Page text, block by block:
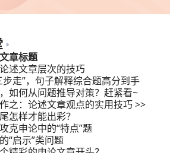
章标题
述文章层次的技巧
步走”，句子解释综合题高分到手
如何从问题推导对策？赶紧看~
之：论述文章观点的实用技巧 >>
怎样才能出彩？
克申论中的“特点”题
“启示”类问题
精彩的申论文章开头？